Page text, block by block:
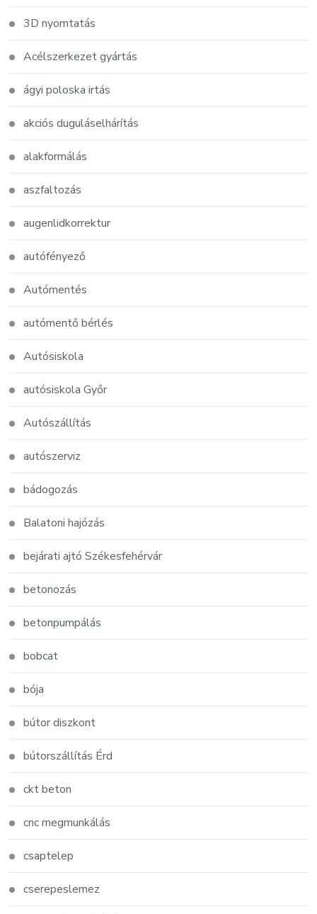
3D nyomtatás
Acélszerkezet gyártás
ágyi poloska irtás
akciós duguláselhárítás
alakformálás
aszfaltozás
augenlidkorrektur
autófényező
Autómentés
autómentő bérlés
Autósiskola
autósiskola Győr
Autószállítás
autószerviz
bádogozás
Balatoni hajózás
bejárati ajtó Székesfehérvár
betonozás
betonpumpálás
bobcat
bója
bútor diszkont
bútorszállítás Érd
ckt beton
cnc megmunkálás
csaptelep
cserepeslemez